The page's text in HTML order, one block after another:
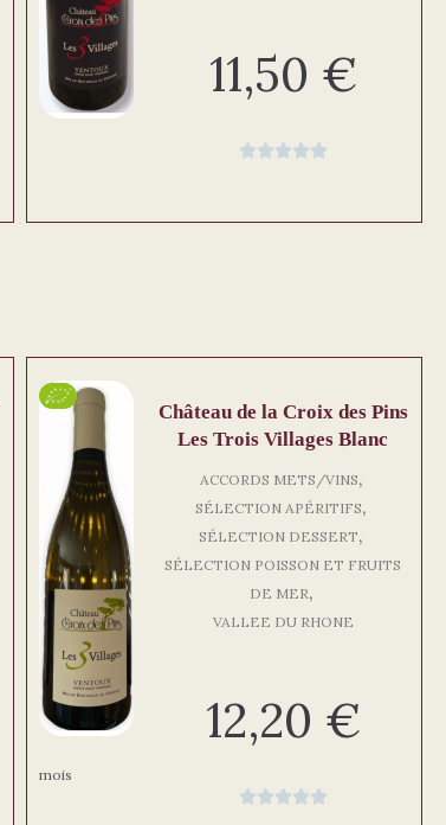
11,50 €

mois
Château de la Croix des Pins
Les Trois Villages Blanc
ACCORDS METS/VINS,
SÉLECTION APÉRITIFS,
SÉLECTION DESSERT,
SÉLECTION POISSON ET FRUITS
DE MER,
VALLEE DU RHONE
12,20 €
